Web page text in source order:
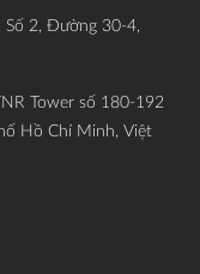
Số 2, Đường 30-4,
Tower số 180-192
Hồ Chí Minh, Việt